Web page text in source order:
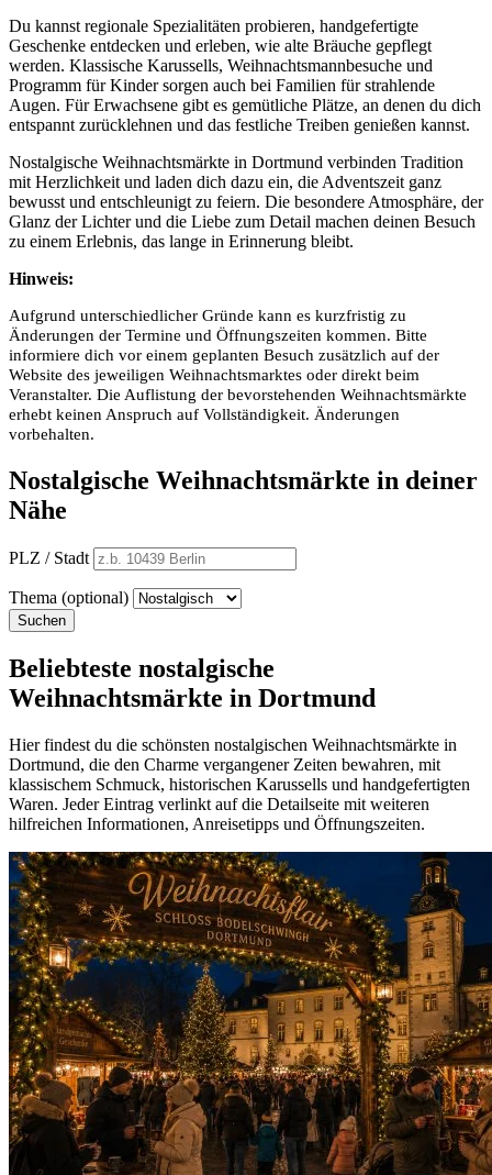
Du kannst regionale Spezialitäten probieren, handgefertigte
Geschenke entdecken und erleben, wie alte Bräuche gepflegt
werden. Klassische Karussells, Weihnachtsmannbesuche und
Programm für Kinder sorgen auch bei Familien für strahlende
Augen. Für Erwachsene gibt es gemütliche Plätze, an denen du dich
entspannt zurücklehnen und das festliche Treiben genießen kannst.
Nostalgische Weihnachtsmärkte in Dortmund verbinden Tradition
mit Herzlichkeit und laden dich dazu ein, die Adventszeit ganz
bewusst und entschleunigt zu feiern. Die besondere Atmosphäre, der
Glanz der Lichter und die Liebe zum Detail machen deinen Besuch
zu einem Erlebnis, das lange in Erinnerung bleibt.
Hinweis:
Aufgrund unterschiedlicher Gründe kann es kurzfristig zu
Änderungen der Termine und Öffnungszeiten kommen. Bitte
informiere dich vor einem geplanten Besuch zusätzlich auf der
Website des jeweiligen Weihnachtsmarktes oder direkt beim
Veranstalter. Die Auflistung der bevorstehenden Weihnachtsmärkte
erhebt keinen Anspruch auf Vollständigkeit. Änderungen
vorbehalten.
Nostalgische Weihnachtsmärkte in deiner
Nähe
PLZ / Stadt
Thema (optional)
Suchen
Beliebteste nostalgische
Weihnachtsmärkte in Dortmund
Hier findest du die schönsten nostalgischen Weihnachtsmärkte in
Dortmund, die den Charme vergangener Zeiten bewahren, mit
klassischem Schmuck, historischen Karussells und handgefertigten
Waren. Jeder Eintrag verlinkt auf die Detailseite mit weiteren
hilfreichen Informationen, Anreisetipps und Öffnungszeiten.